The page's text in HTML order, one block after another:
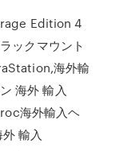
Edition 4
ックマウント
海外輸
海外 輸入
海外輸入ヘ
輸入